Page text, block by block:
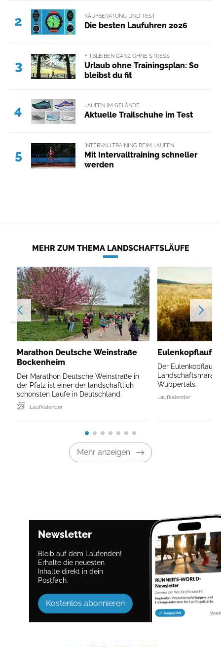
2 KAUFBERATUNG UND TEST
Die besten Laufuhren 2026
3
FITBLEIBEN GANZ OHNE STRESS
Urlaub ohne Trainingsplan: So
bleibst du fit
4 LAUFEN IM GELÄNDE
Aktuelle Trailschuhe im Test
5
INTERVALLTRAINING BEIM LAUFEN
Mit Intervalltraining schneller
werden
MEHR ZUM THEMA LANDSCHAFTSLÄUFE
Marathon Deutsche Weinstraße
Bockenheim
Der Marathon Deutsche Weinstraße in
der Pfalz ist einer der landschaftlich
schönsten Läufe in Deutschland.
Laufkalender
Eulenkopflauf
Der Eulenkopflauf
Wuppertals.
Laufkalender
Mehr anzeigen
Newsletter
Bleib auf dem Laufenden!
Erhalte die neuesten
Inhalte direkt in dein
Postfach.
Kostenlos abonnieren